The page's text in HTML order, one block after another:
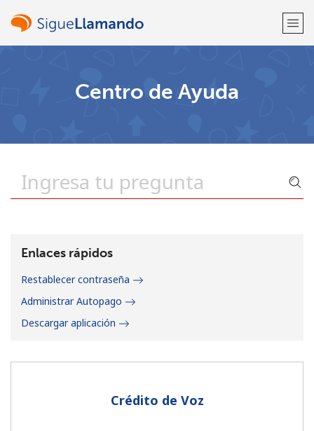
Centro de Ayuda
Crédito de Voz
Enlaces rápidos
Restablecer contraseña
Administrar Autopago
Descargar aplicación